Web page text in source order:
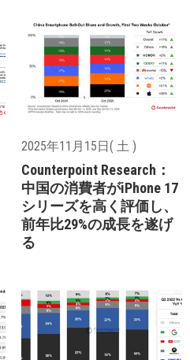
2025年11月15日( 土 )
Counterpoint Research：
中国の消費者がiPhone 17
シリーズを高く評価し、
前年比29%の成長を遂げ
る